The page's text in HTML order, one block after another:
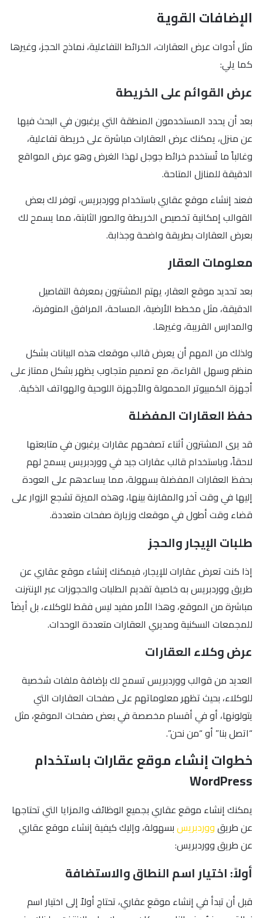
الإضافات القوية
مثل أدوات عرض العقارات، الخرائط التفاعلية، نماذج الحجز، وغيرها
كما يلي:
عرض القوائم على الخريطة
بعد أن يحدد المستخدمون المنطقة التي يرغبون في البحث فيها
عن منزل، يمكنك عرض العقارات مباشرة على خريطة تفاعلية،
وغالباً ما تُستخدم خرائط جوجل لهذا الغرض وهو عرض المواقع
الدقيقة للمنازل المتاحة.
فعند إنشاء موقع عقاري باستخدام ووردبريس، توفر لك بعض
القوالب إمكانية تخصيص الخريطة والصور الثابتة، مما يسمح لك
بعرض العقارات بطريقة واضحة وجذابة.
معلومات العقار
بعد تحديد موقع العقار، يهتم المشترون بمعرفة التفاصيل
الدقيقة، مثل مخطط الأرضية، المساحة، المرافق المتوفرة،
والمدارس القريبة، وغيرها.
ولذلك من المهم أن يعرض قالب موقعك هذه البيانات بشكل
منظم وسهل القراءة، مع تصميم متجاوب يظهر بشكل ممتاز على
أجهزة الكمبيوتر المحمولة والأجهزة اللوحية والهواتف الذكية.
حفظ العقارات المفضلة
قد يرى المشترون أثناء تصفحهم عقارات يرغبون في متابعتها
لاحقاً، وباستخدام قالب عقارات جيد في ووردبريس يسمح لهم
بحفظ العقارات المفضلة بسهولة، مما يساعدهم على العودة
إليها في وقت آخر والمقارنة بينها، وهذه الميزة تشجع الزوار على
قضاء وقت أطول في موقعك وزيارة صفحات متعددة.
طلبات الإيجار والحجز
إذا كنت تعرض عقارات للإيجار، فيمكنك إنشاء موقع عقاري عن
طريق ووردبريس به خاصية تقديم الطلبات والحجوزات عبر الإنترنت
مباشرة من الموقع، وهذا الأمر مفيد ليس فقط للوكلاء، بل أيضاً
للمجمعات السكنية ومديري العقارات متعددة الوحدات.
عرض وكلاء العقارات
العديد من قوالب ووردبريس تسمح لك بإضافة ملفات شخصية
للوكلاء، بحيث تظهر معلوماتهم على صفحات العقارات التي
يتولونها، أو في أقسام مخصصة في بعض صفحات الموقع، مثل
“اتصل بنا” أو “من نحن”.
خطوات إنشاء موقع عقارات باستخدام
WordPress
يمكنك إنشاء موقع عقاري بجميع الوظائف والمزايا التي تحتاجها
عن طريقووردبريسبسهولة، وإليك كيفية إنشاء موقع عقاري
عن طريق ووردبريس:
أولاً: اختيار اسم النطاق والاستضافة
قبل أن تبدأ في إنشاء موقع عقاري، تحتاج أولاً إلى اختيار اسم